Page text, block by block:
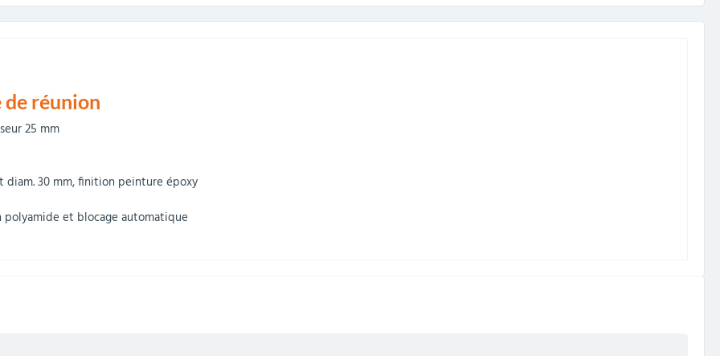
réunion
25 mm
diam. 30 mm, finition peinture époxy
polyamide et blocage automatique